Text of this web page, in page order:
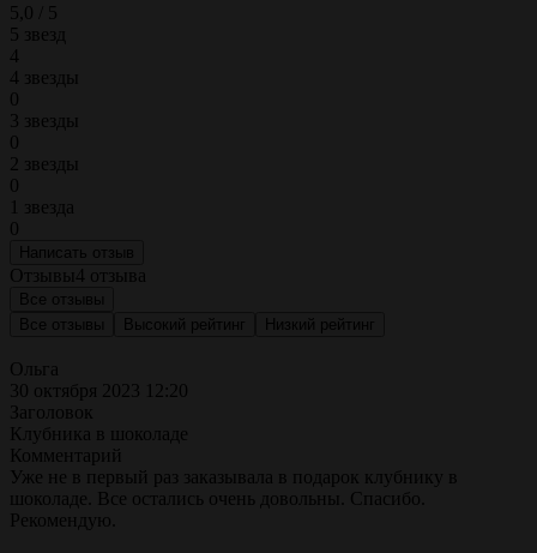
5,0 / 5
5 звезд
4
4 звезды
0
3 звезды
0
2 звезды
0
1 звезда
0
Написать отзыв
Отзывы4 отзыва
Все отзывы
Все отзывы
Высокий рейтинг Низкий рейтинг
Ольга
30 октября 2023 12:20
Заголовок
Клубника в шоколаде
Комментарий
Уже не в первый раз заказывала в подарок клубнику в
шоколаде. Все остались очень довольны. Спасибо.
Рекомендую.